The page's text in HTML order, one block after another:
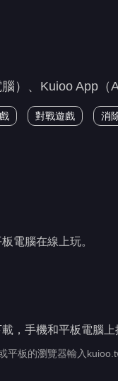
）、Kuioo App（
對戰遊戲 消
電腦在線上玩。
，手機和平板電腦
平板的瀏覽器輸入